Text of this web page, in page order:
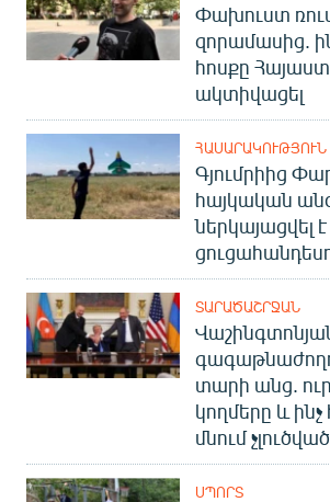
Փախուստ
զորամասից.
հոսքը
ակտիվացել
ՀԱՍԱՐԱԿՈՒԹՅՈՒՆ
Գյումրիից
հայկական
ներկայացվել
ՏԱՐԱԾԱՇՐՋԱՆ
տարի անց.
կողմերը և
մնում չլուծված
ՍՊՈՐՏ